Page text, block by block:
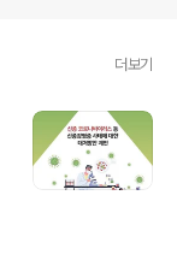
더보기